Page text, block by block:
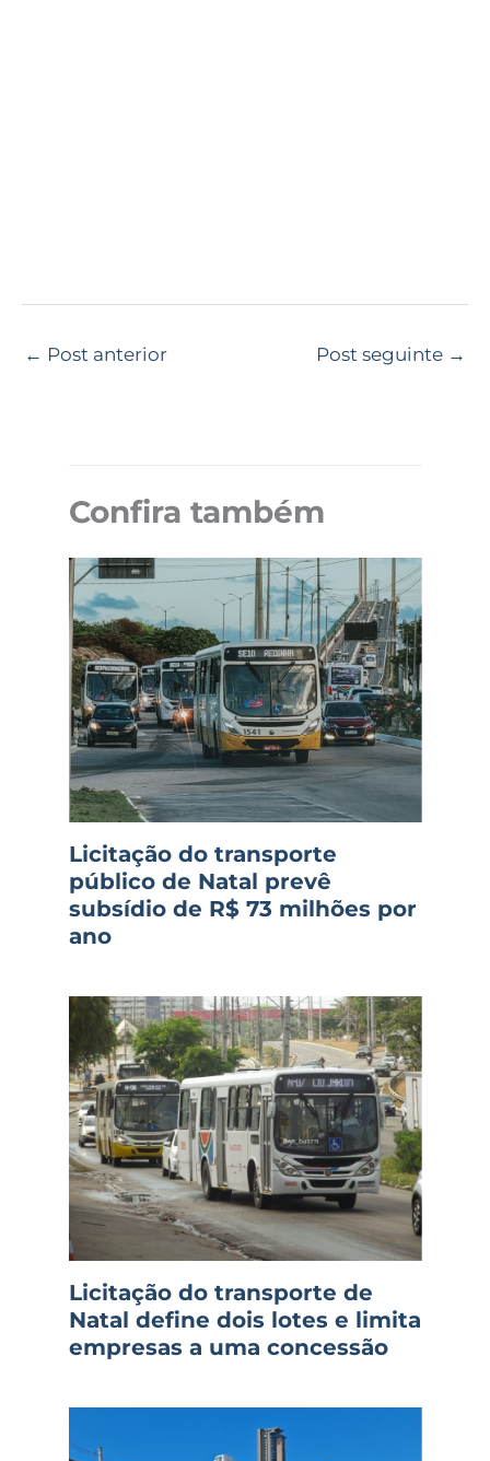
← Post anterior Post seguinte →
Confira também
Licitação do transporte
público de Natal prevê
subsídio de R$ 73 milhões por
ano
Licitação do transporte de
Natal define dois lotes e limita
empresas a uma concessão